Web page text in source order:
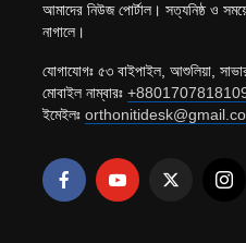
আমাদের নিউজ পোর্টাল। সত্যনিষ্ঠ ও
নাগালে।
যোগাযোগঃ ৫৩ বাইপাইল, আশুলিয়া,
মোবাইল নাম্বারঃ
ইমেইলঃ